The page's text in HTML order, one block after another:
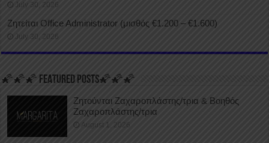
July 30, 2026
Ζητείται Office Administrator (μισθός €1.200 – €1.600)
July 30, 2026
🌠🌠🌠 FEATURED POSTS🌠🌠🌠
Ζητούνται Ζαχαροπλάστης/τρια & Βοηθός
Ζαχαροπλάστης/τρια
August 1, 2026